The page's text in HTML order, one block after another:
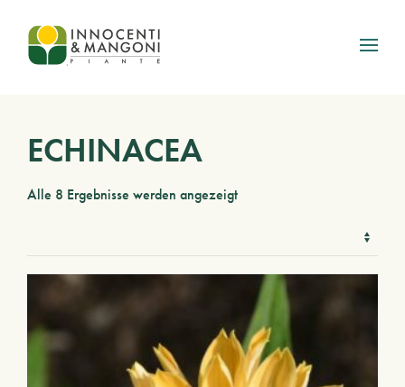
Skip to main content
ECHINACEA
Alle 8 Ergebnisse werden angezeigt